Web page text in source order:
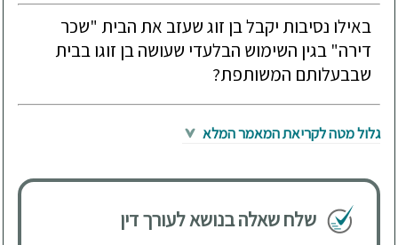
באילו נסיבות יקבל בן זוג שעזב את הבית "שכר
דירה" בגין השימוש הבלעדי שעושה בן זוגו בבית
שבבעלותם המשותפת?
גלול מטה לקריאת המאמר המלא
שלח שאלה בנושא לעורך דין